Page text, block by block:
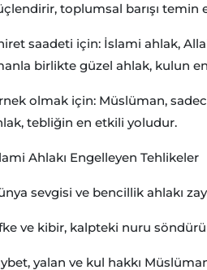
toplumsal barışı temin
saadeti için: İslami ahlak,
birlikte güzel ahlak, kulun en
olmak için: Müslüman,
tebliğin en etkili yoludur.
Ahlakı Engelleyen Tehlikeler
sevgisi ve bencillik ahlakı
ve kibir, kalpteki nuru
yalan ve kul hakkı